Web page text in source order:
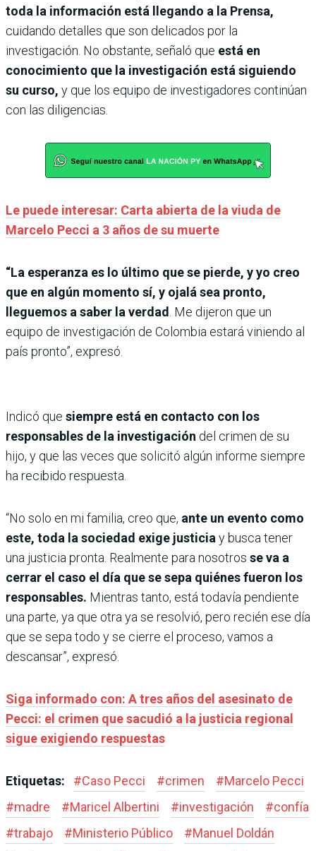
toda la información está llegando a la Prensa,
cuidando detalles que son delicados por la
investigación. No obstante, señaló que está en
conocimiento que la investigación está siguiendo
su curso, y que los equipo de investigadores continúan
con las diligencias.
Le puede interesar: Carta abierta de la viuda de
Marcelo Pecci a 3 años de su muerte
“La esperanza es lo último que se pierde, y yo creo
que en algún momento sí, y ojalá sea pronto,
lleguemos a saber la verdad . Me dijeron que un
equipo de investigación de Colombia estará viniendo al
país pronto”, expresó.
Indicó que siempre está en contacto con los
responsables de la investigación del crimen de su
hijo, y que las veces que solicitó algún informe siempre
ha recibido respuesta.
“No solo en mi familia, creo que, ante un evento como
este, toda la sociedad exige justicia y busca tener
una justicia pronta. Realmente para nosotros se va a
cerrar el caso el día que se sepa quiénes fueron los
responsables. Mientras tanto, está todavía pendiente
una parte, ya que otra ya se resolvió, pero recién ese día
que se sepa todo y se cierre el proceso, vamos a
descansar”, expresó.
Siga informado con: A tres años del asesinato de
Pecci: el crimen que sacudió a la justicia regional
sigue exigiendo respuestas
Etiquetas: #Caso Pecci #crimen #Marcelo Pecci
#madre #Maricel Albertini #investigación #confía
#trabajo #Ministerio Público #Manuel Doldán